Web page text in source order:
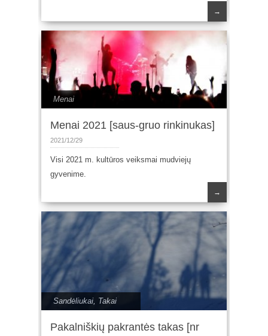
→
Menai
Menai 2021 [saus-gruo rinkinukas]
2021/12/29
Visi 2021 m. kultūros veiksmai mudviejų
gyvenime.
→
Sandėliukai, Takai
Pakalniškių pakrantės takas [nr